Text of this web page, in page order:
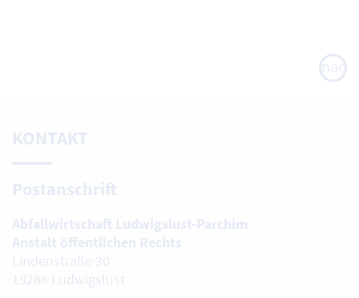
nach
oben
KONTAKT
Postanschrift
Abfallwirtschaft Ludwigslust-Parchim
Anstalt öffentlichen Rechts
Lindenstraße 30
19288 Ludwigslust